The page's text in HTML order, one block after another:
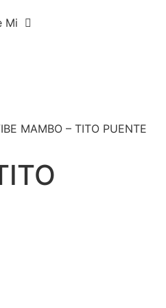
Mi
MAMBO – TITO PUENTE